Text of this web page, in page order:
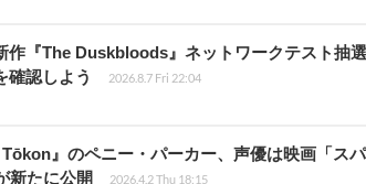
作『The Duskbloods』ネットワークテスト抽
確認しよう
2026.8.7 Fri 22:04
』のペニー・パーカー、声優は映画「ス
新たに公開
2026.4.2 Thu 18:15